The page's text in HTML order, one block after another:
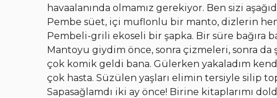
havaalanında olmamız gerekiyor. Ben sizi
Pembe süet, içi muflonlu bir manto, dizlerin
Pembeli-grili ekoseli bir şapka. Bir süre bağıra
Mantoyu giydim önce, sonra çizmeleri, sonra da
çok komik geldi bana. Gülerken yakaladım
çok hasta. Süzülen yaşları elimin tersiyle silip
Sapasağlamdı iki ay önce! Birine kitaplarımı